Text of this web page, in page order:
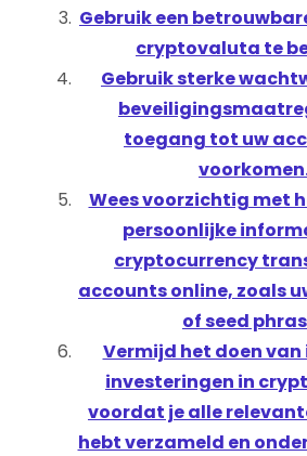
Gebruik een
cryptovaluta te
Gebruik sterke
toegang tot uw
Wees voorzichtig met
persoonlijke
cryptocurrency
accounts online, zoals
of seed
Vermijd het doen
investeringen in
voordat je alle
hebt verzameld en